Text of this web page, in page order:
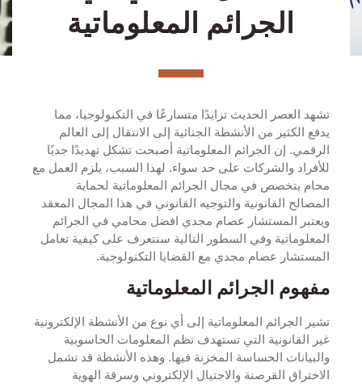
الجرائم المعلوماتية
تشهد العصر الحديث تزايدًا متسارعًا في التكنولوجيا، مما
يدفع الكثير من الأنشطة الجنائية إلى الانتقال إلى العالم
الرقمي. إن الجرائم المعلوماتية أصبحت تشكل تهديدًا جديًا
للأفراد والشركات على حد سواء. لهذا السبب، يلزم العمل مع
محام يتخصص في مجال الجرائم المعلوماتية لحماية
المصالح القانونية والتوجيه القانوني في هذا المجال المعقد
ويعتبر المستشار عصام مجدي افضل محامي في الجرائم
المعلوماتية وفي السطور التالية سنتعرف على كيفية تعامل
المستشار عصام مجدي مع القضايا التكنولوجية.
مفهوم الجرائم المعلوماتية
تشير الجرائم المعلوماتية إلى أي نوع من الأنشطة الإلكترونية
غير القانونية التي تستهدف نظم المعلومات الحاسوبية
والبيانات الحساسة المخزنة فيها. وهذه الأنشطة قد تشمل
الاختراق القرصنة والاحتيال الإلكتروني وسرقة الهوية